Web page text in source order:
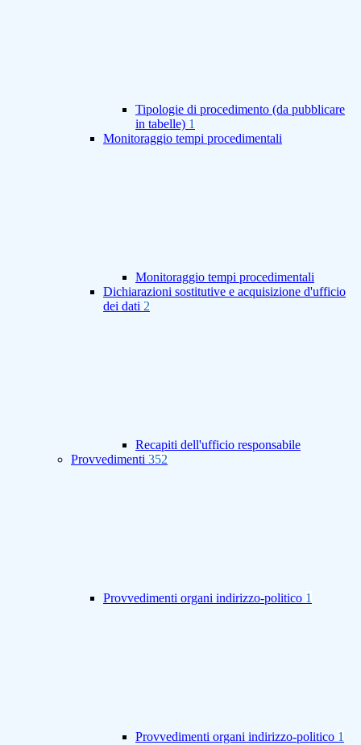
Tipologie di procedimento (da pubblicare
in tabelle) 1
Monitoraggio tempi procedimentali
Monitoraggio tempi procedimentali
Dichiarazioni sostitutive e acquisizione d'ufficio
dei dati 2
Recapiti dell'ufficio responsabile
Provvedimenti 352
Provvedimenti organi indirizzo-politico 1
Provvedimenti organi indirizzo-politico 1